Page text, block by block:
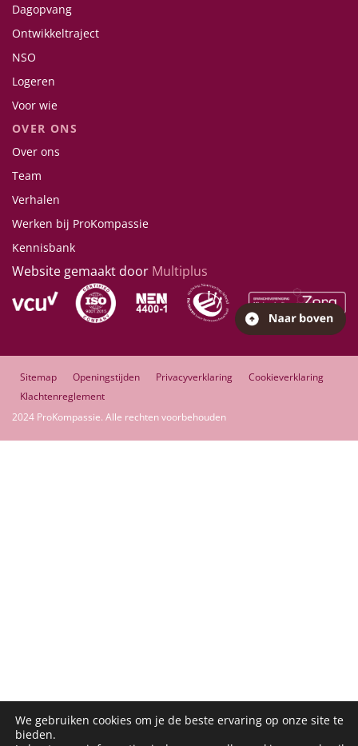
Dagopvang
Ontwikkeltraject
NSO
Logeren
Voor wie
OVER ONS
Over ons
Team
Verhalen
Werken bij ProKompassie
Kennisbank
Website gemaakt door Multiplus
Sitemap Openingstijden Privacyverklaring
Cookieverklaring
Klachtenreglement
2024 ProKompassie. Alle rechten voorbehouden
We gebruiken cookies om je de beste ervaring op onze site te
bieden.